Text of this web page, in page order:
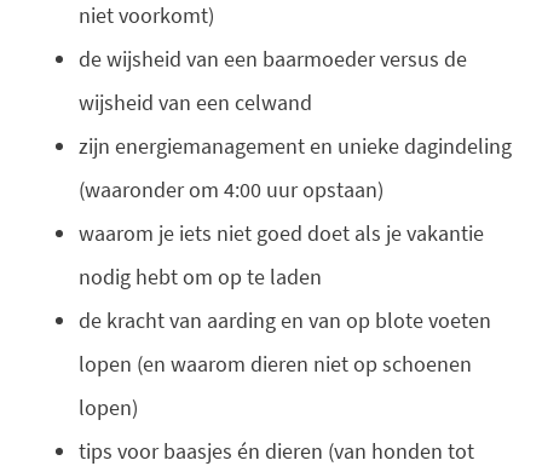
niet voorkomt)
de wijsheid van een baarmoeder versus de
wijsheid van een celwand
zijn energiemanagement en unieke dagindeling
(waaronder om 4:00 uur opstaan)
waarom je iets niet goed doet als je vakantie
nodig hebt om op te laden
de kracht van aarding en van op blote voeten
lopen (en waarom dieren niet op schoenen
lopen)
tips voor baasjes én dieren (van honden tot